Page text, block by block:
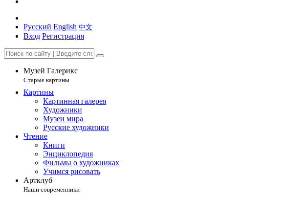
Русский English 中文
Вход Регистрация
Музей Галерикс
Старые картины
Картины
Картинная галерея
Художники
Музеи мира
Русские художники
Чтение
Книги
Энциклопедия
Фильмы о художниках
Учимся рисовать
Артклуб
Наши современники